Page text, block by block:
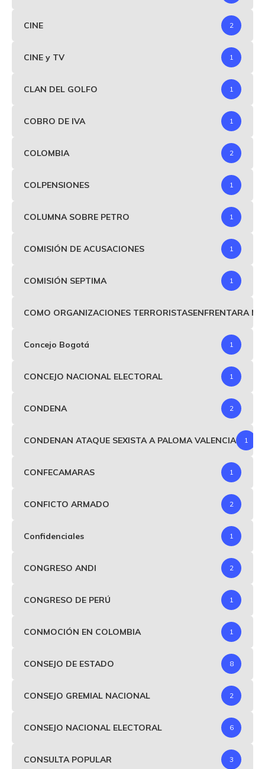
CINE 2
CINE y TV 1
CLAN DEL GOLFO 1
COBRO DE IVA 1
COLOMBIA 2
COLPENSIONES 1
COLUMNA SOBRE PETRO 1
COMISIÓN DE ACUSACIONES 1
COMISIÓN SEPTIMA 1
COMO ORGANIZACIONES TERRORISTASENFRENTARA
Concejo Bogotá 1
CONCEJO NACIONAL ELECTORAL 1
CONDENA 2
CONDENAN ATAQUE SEXISTA A PALOMA VALENCIA 1
CONFECAMARAS 1
CONFICTO ARMADO 2
Confidenciales 1
CONGRESO ANDI 2
CONGRESO DE PERÚ 1
CONMOCIÓN EN COLOMBIA 1
CONSEJO DE ESTADO 8
CONSEJO GREMIAL NACIONAL 2
CONSEJO NACIONAL ELECTORAL 6
CONSULTA POPULAR 3